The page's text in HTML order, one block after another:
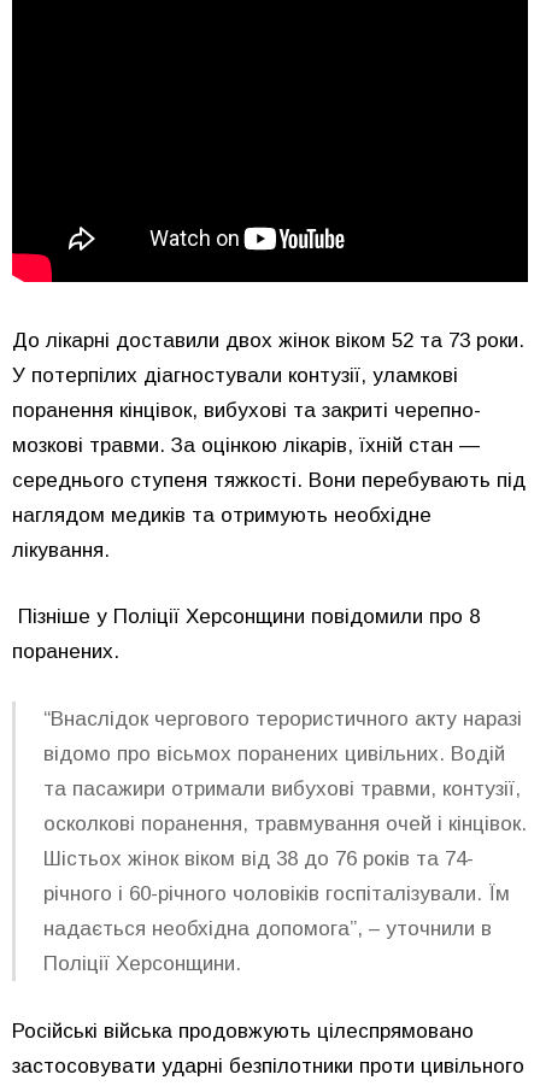
До лікарні доставили двох жінок віком 52 та 73 роки.
У потерпілих діагностували контузії, уламкові
поранення кінцівок, вибухові та закриті черепно-
мозкові травми. За оцінкою лікарів, їхній стан —
середнього ступеня тяжкості. Вони перебувають під
наглядом медиків та отримують необхідне
лікування.
Пізніше у Поліції Херсонщини повідомили про 8
поранених.
“Внаслідок чергового терористичного акту наразі
відомо про вісьмох поранених цивільних. Водій
та пасажири отримали вибухові травми, контузії,
осколкові поранення, травмування очей і кінцівок.
Шістьох жінок віком від 38 до 76 років та 74-
річного і 60-річного чоловіків госпіталізували. Їм
надається необхідна допомога”, – уточнили в
Поліції Херсонщини.
Російські війська продовжують цілеспрямовано
застосовувати ударні безпілотники проти цивільного